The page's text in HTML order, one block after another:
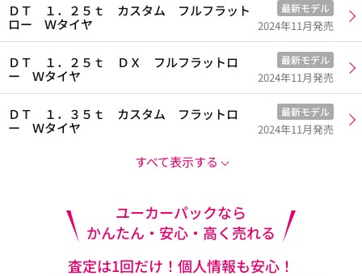
ＤＴ １．２５ｔ カスタム フルフラット
ロー Ｗタイヤ
最新モデル
2024年11月発売
ＤＴ １．２５ｔ ＤＸ フルフラットロ
ー Ｗタイヤ
最新モデル
2024年11月発売
ＤＴ １．３５ｔ カスタム フラットロ
ー Ｗタイヤ
最新モデル
2024年11月発売
すべて表示する
ユーカーパックなら
かんたん・安心・高く売れる
査定は1回だけ！個人情報も安心！